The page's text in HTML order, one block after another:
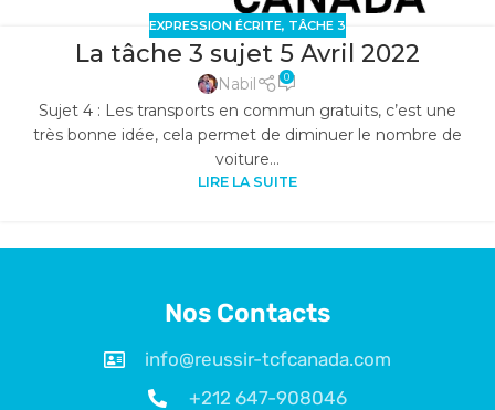
EXPRESSION ÉCRITE, TÂCHE 3
La tâche 3 sujet 5 Avril 2022
Nabil 0
Sujet 4 : Les transports en commun gratuits, c’est une
très bonne idée, cela permet de diminuer le nombre de
voiture...
LIRE LA SUITE
Nos Contacts
info@reussir-tcfcanada.com
+212 647-908046